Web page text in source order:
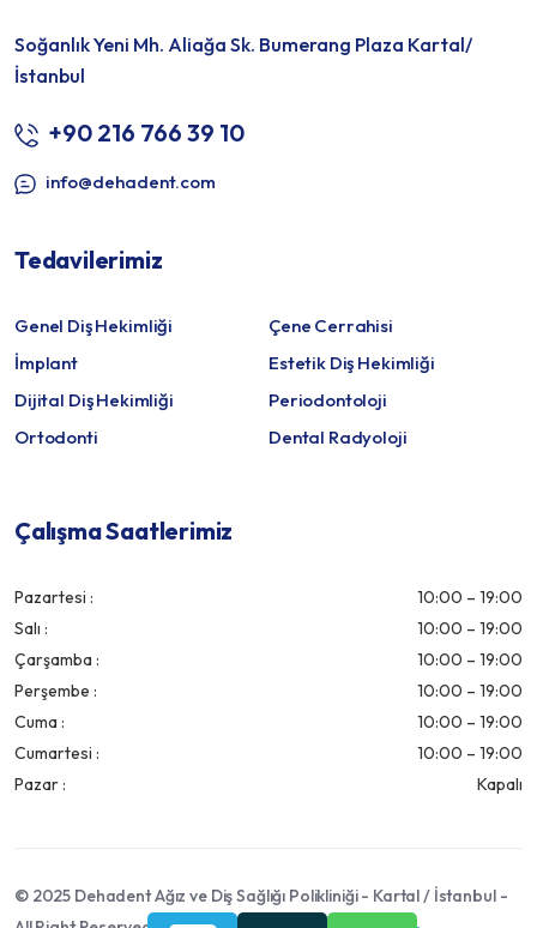
Soğanlık Yeni Mh. Aliağa Sk. Bumerang Plaza Kartal/
İstanbul
+90 216 766 39 10
info@dehadent.com
Tedavilerimiz
Genel Diş Hekimliği
Çene Cerrahisi
İmplant
Estetik Diş Hekimliği
Dijital Diş Hekimliği
Periodontoloji
Ortodonti
Dental Radyoloji
Çalışma Saatlerimiz
Pazartesi :
10:00 – 19:00
Salı :
10:00 – 19:00
Çarşamba :
10:00 – 19:00
Perşembe :
10:00 – 19:00
Cuma :
10:00 – 19:00
Cumartesi :
10:00 – 19:00
Pazar :
Kapalı
© 2025 Dehadent Ağız ve Diş Sağlığı Polikliniği - Kartal / İstanbul -